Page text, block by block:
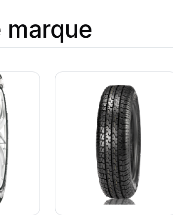
marque